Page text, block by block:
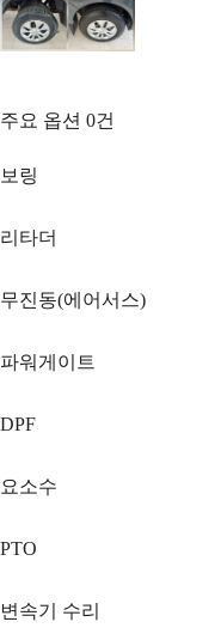
주요 옵션 0건
보링
리타더
무진동(에어서스)
파워게이트
DPF
요소수
PTO
변속기 수리